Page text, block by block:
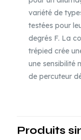
variété de
testées pour
degrés F. La
trépied crée
une sensibilité
de percuteur
Produits